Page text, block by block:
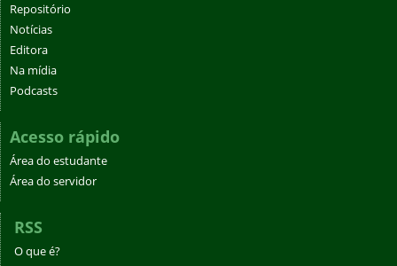
Repositório
Notícias
Editora
Na mídia
Podcasts
Acesso rápido
Área do estudante
Área do servidor
RSS
O que é?